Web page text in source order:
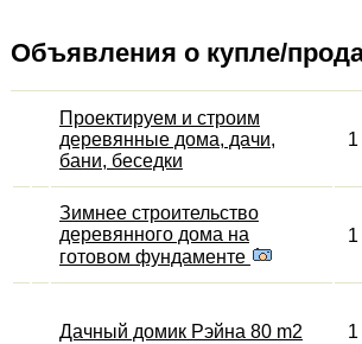
Объявления о купле/
Проектируем и строим
деревянные дома, дачи,
бани, беседки
1
Зимнее строительство
деревянного дома на
готовом фундаменте
1
Дачный домик Рэйна 80 m2 1